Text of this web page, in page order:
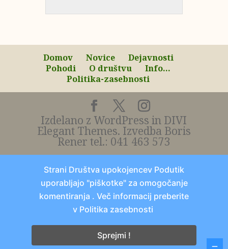
Domov Novice
Dejavnosti
Pohodi
O društvu
Info…
Politika-zasebnosti
Izdelano z WordPress in DIVI
Elegant Themes. Izvedba Boris
Rener tel.: 041 463 573
Strani Društva upokojencev Podutik
uporabljajo "piškotke" za omogočanje
komentiranja . Več informacij preberite
v Politika zasebnosti
Sprejmi !